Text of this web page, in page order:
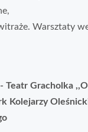
Warsztaty
Teatr Gracholka
Kolejarzy